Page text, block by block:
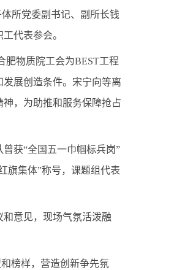
所党委副书记、副所长钱
工代表参会。
肥物质院工会为BEST工程
发展创造条件。 宋宁向等离
， 为助推和服务保障抢占
曾获“全国五一巾帼标兵岗”
旗集体”称号， 课题组代表
意见，现场气氛活泼融
榜样， 营造创新争先氛